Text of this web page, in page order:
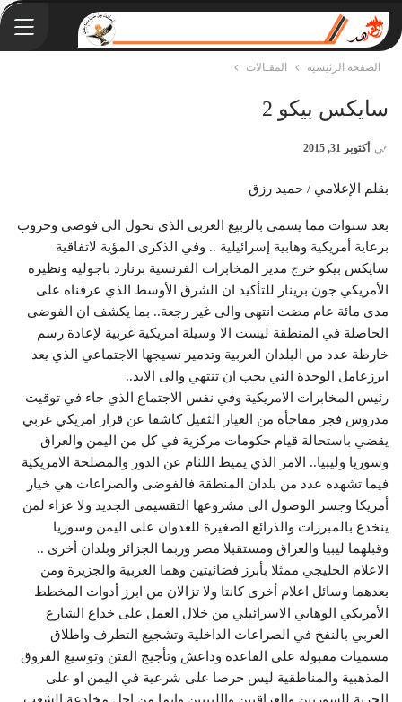
الصفحة الرئيسية المقـالات
سايكس بيكو 2
في أكتوبر 31, 2015
بقلم الإعلامي / حميد رزق
بعد سنوات مما يسمى بالربيع العربي الذي تحول الى فوضى وحروب
برعاية أمريكية وهابية إسرائيلية .. وفي الذكرى المؤية لاتفاقية
سايكس بيكو خرج مدير المخابرات الفرنسية برنارد باجوليه ونظيره
الأمريكي جون برينار للتأكيد ان الشرق الأوسط الذي عرفناه على
مدى مائة عام مضت انتهى والى غير رجعة.. بما يكشف ان الفوضى
الحاصلة في المنطقة ليست الا وسيلة امريكية غربية لإعادة رسم
خارطة عدد من البلدان العربية وتدمير نسيجها الاجتماعي الذي يعد
ابرزعامل الوحدة التي يجب ان تنتهي والى الابد..
رئيس المخابرات الامريكية وفي نفس الاجتماع الذي جاء في توقيت
مدروس فجر مفاجأة من العيار الثقيل كاشفا عن قرار امريكي غربي
يقضي باستحالة قيام حكومات مركزية في كل من اليمن والعراق
وسوريا وليبيا.. الامر الذي يميط اللثام عن الدور والمصلحة الامريكية
فيما تشهده عدد من بلدان المنطقة فالفوضى والصراعات هي خيار
أمريكا وجسر الوصول الى مشروعها التقسيمي الجديد ولا عزاء لمن
ينخدع بالمبررات والذرائع الصغيرة للعدوان على اليمن وسوريا
وقبلهما ليبيا والعراق ومستقبلا مصر وربما الجزائر وبلدان أخرى ..
الاعلام الخليجي ممثلا بأبرز فضائيتين وهما العربية والجزيرة ومن
بعدهما وسائل اعلام أخرى كانتا ولا تزالان من ابرز أدوات المخطط
الأمريكي الوهابي الاسرائيلي من خلال العمل على خداع الشارع
العربي بالنفخ في الصراعات الداخلية وتشجيع التطرف واطلاق
مسميات مقبولة على القاعدة وداعش وتأجيج الفتن وتوسيع الفروق
المذهبية والمناطقية ليس حرصا على شرعية في اليمن او على